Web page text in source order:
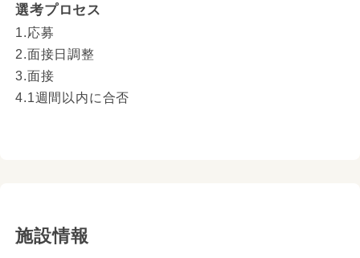
選考プロセス
1.応募
2.面接日調整
3.面接
4.1週間以内に合否
施設情報